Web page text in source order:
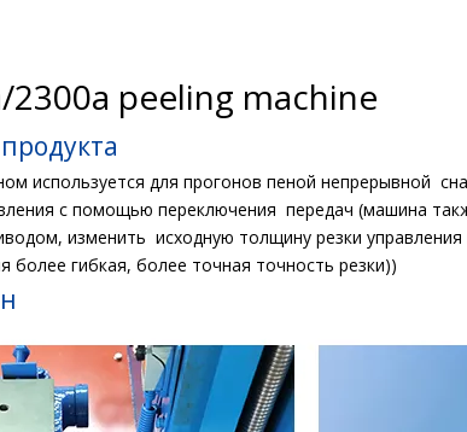
2300a peeling machine
используется для прогонов пеной непрерывной
с помощью переключения передач (машина
изменить исходную толщину резки
более гибкая, более точная точность резки))